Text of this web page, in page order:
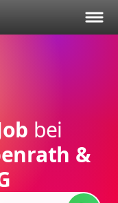
bei
&